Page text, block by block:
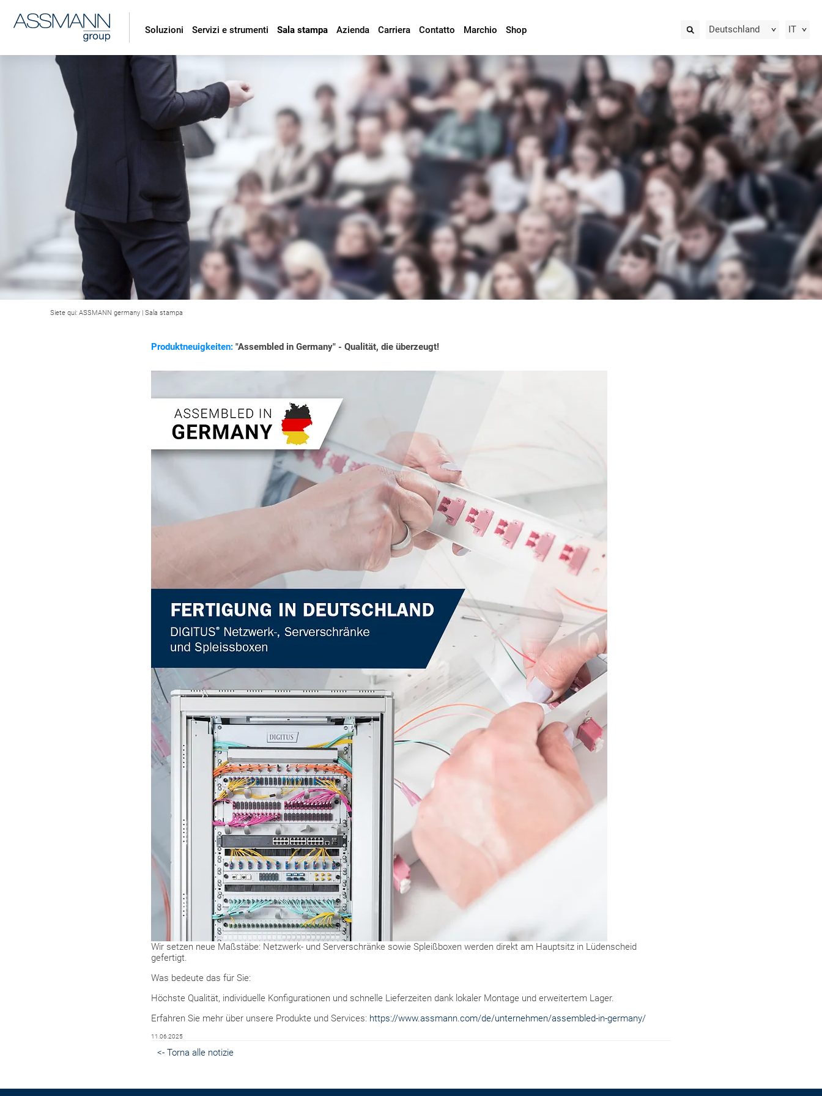
Deutschland IT
Soluzioni Servizi e strumenti Sala stampa Azienda Carriera Contatto Marchio Shop
Siete qui: ASSMANN germany | Sala stampa
Produktneuigkeiten: "Assembled in Germany" - Qualität, die überzeugt!
Wir setzen neue Maßstäbe: Netzwerk- und Serverschränke sowie Spleißboxen werden direkt am Hauptsitz in Lüdenscheid
gefertigt.
Was bedeute das für Sie:
Höchste Qualität, individuelle Konfigurationen und schnelle Lieferzeiten dank lokaler Montage und erweitertem Lager.
Erfahren Sie mehr über unsere Produkte und Services: https://www.assmann.com/de/unternehmen/assembled-in-germany/
11.06.2025
<- Torna alle notizie